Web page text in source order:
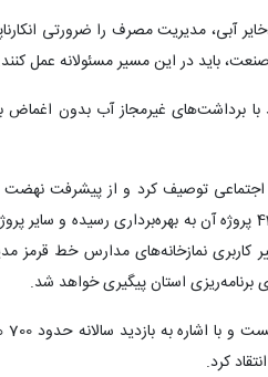
آبی، مدیریت مصرف را ضرورتی
باید در این مسیر مسئولانه عمل
برداشت‌های غیرمجاز آب بدون اغماض
اجتماعی توصیف کرد و از پیشرفت
طرحی که از میان 111 پروژه تعریف‌شده، 43 پروژه آن به بهره‌برداری
کاربری نمازخانه‌های مدارس خط
استان پیگیری خواهد شد.
وی
کرد.